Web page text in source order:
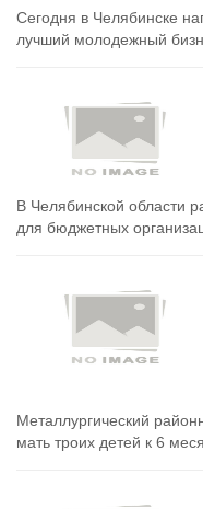
Сегодня в Челябинске
лучший молодежный
В Челябинской области
для бюджетных
Металлургический
мать троих детей к 6